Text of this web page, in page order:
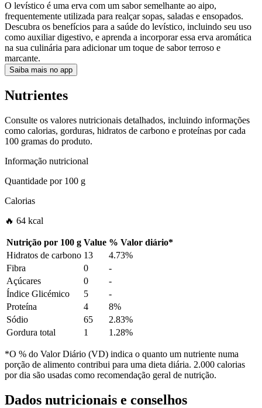
O levístico é uma erva com um sabor semelhante ao aipo,
frequentemente utilizada para realçar sopas, saladas e ensopados.
Descubra os benefícios para a saúde do levístico, incluindo seu uso
como auxiliar digestivo, e aprenda a incorporar essa erva aromática
na sua culinária para adicionar um toque de sabor terroso e
marcante.
Saiba mais no app
Nutrientes
Consulte os valores nutricionais detalhados, incluindo informações
como calorias, gorduras, hidratos de carbono e proteínas por cada
100 gramas do produto.
Informação nutricional
Quantidade por100 g
Calorias
🔥 64 kcal
Nutrição por 100 g Value % Valor diário*
Hidratos de carbono 13
4.73%
Fibra
0
-
Açúcares
0
-
Índice Glicémico
5
-
Proteína
4
8%
Sódio
65
2.83%
Gordura total
1 1.28%
*O % do Valor Diário (VD) indica o quanto um nutriente numa
porção de alimento contribui para uma dieta diária. 2.000 calorias
por dia são usadas como recomendação geral de nutrição.
Dados nutricionais e conselhos